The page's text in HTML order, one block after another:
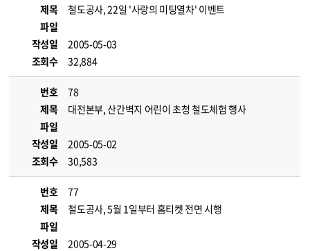
제목
철도공사, 22일 '사랑의 미팅열차' 이벤트
파일
작성일
2005-05-03
조회수
32,884
번호
78
제목
대전본부, 산간벽지 어린이 초청 철도체험 행사
파일
작성일
2005-05-02
조회수
30,583
번호
77
제목
철도공사, 5월 1일부터 홈티켓 전면 시행
파일
작성일
2005-04-29